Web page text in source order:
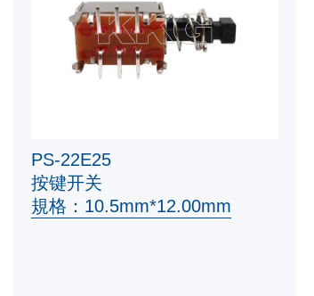
PS-22E25
按键开关
規格：10.5mm*12.00mm